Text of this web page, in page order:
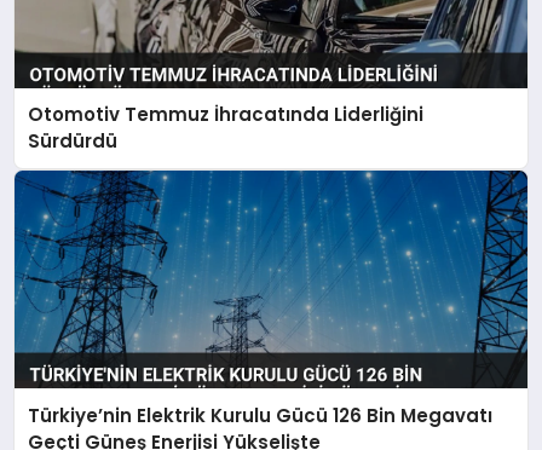
Otomotiv Temmuz İhracatında Liderliğini
Sürdürdü
Türkiye’nin Elektrik Kurulu Gücü 126 Bin Megavatı
Geçti Güneş Enerjisi Yükselişte